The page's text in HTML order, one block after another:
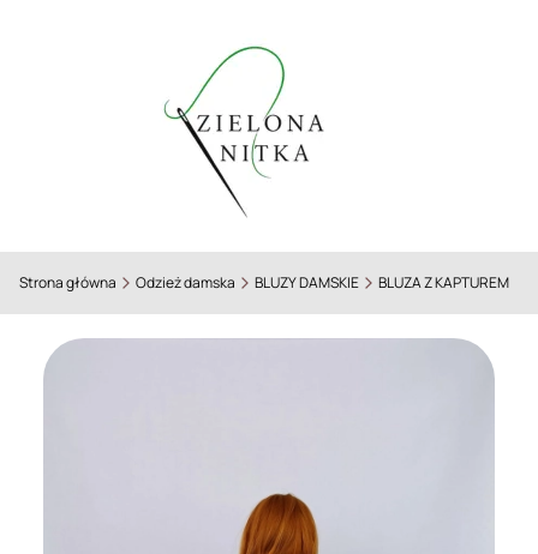
Strona główna Odzież damska BLUZY DAMSKIE BLUZA Z KAPTUREM